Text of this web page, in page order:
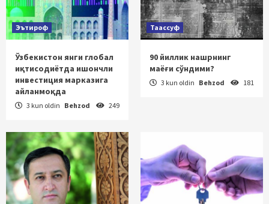
Эътироф
Ўзбекистон янги глобал
иқтисодиётда ишончли
инвестиция марказига
айланмоқда
3 kun oldin Behzod 249
Таассуф
90 йиллик нашрнинг
маёғи сўндими?
3 kun oldin Behzod 181